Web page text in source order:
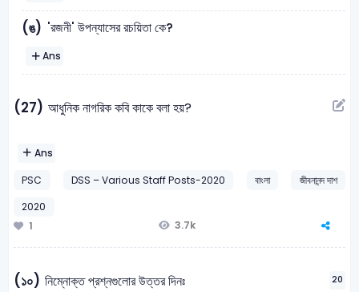
(ঙ) 'রজনী' উপন্যাসের রচয়িতা কে?
Ans
(27) আধুনিক নাগরিক কবি কাকে বলা হয়?
Ans
PSC
DSS – Various Staff Posts-2020 বাংলা
জীবনানন্দ দাশ
2020
1
3.7k
(১০) নিম্নোক্ত প্রশ্নগুলোর উত্তর দিনঃ 20